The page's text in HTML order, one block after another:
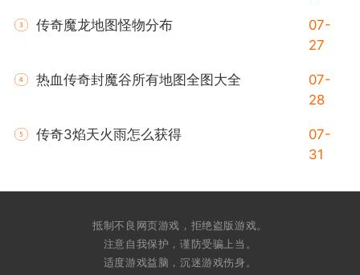
传奇魔龙地图怪物分布
07-
27
热血传奇封魔谷所有地图全图大全
07-
28
传奇3焰天火雨怎么获得
07-
31
抵制不良网页游戏，拒绝盗版游戏。
注意自我保护，谨防受骗上当。
适度游戏益脑，沉迷游戏伤身。